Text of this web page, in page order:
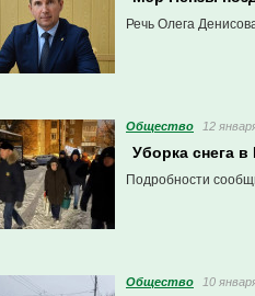
Речь Олега
Общество 12
Уборка снега
Подробности
Общество 10